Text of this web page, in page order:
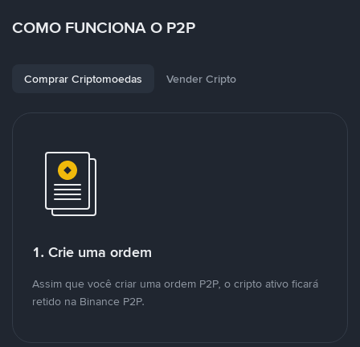
COMO FUNCIONA O P2P
Comprar Criptomoedas Vender Cripto
1. Crie uma ordem
Assim que você criar uma ordem P2P, o cripto ativo ficará
retido na Binance P2P.